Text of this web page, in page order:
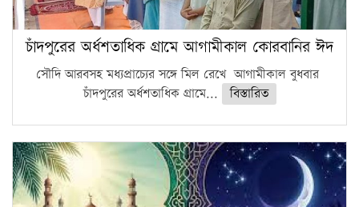
চাঁদপুরের অর্ধশতাধিক গ্রামে আগামীকাল কোরবানির ঈদ
সৌদি আরবসহ মধ্যপ্রাচ্যের সঙ্গে মিল রেখে আগামীকাল বুধবার
চাঁদপুরের অর্ধশতাধিক গ্রামে...
বিস্তারিত